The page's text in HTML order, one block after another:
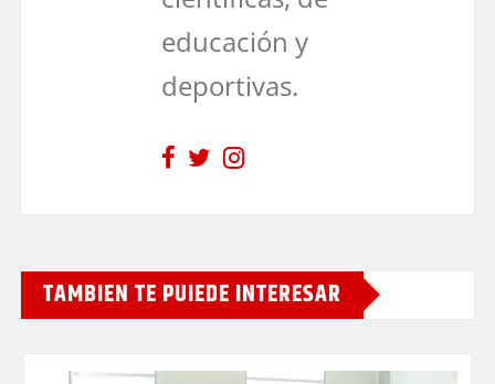
educación y
deportivas.
TAMBIEN TE PUIEDE INTERESAR